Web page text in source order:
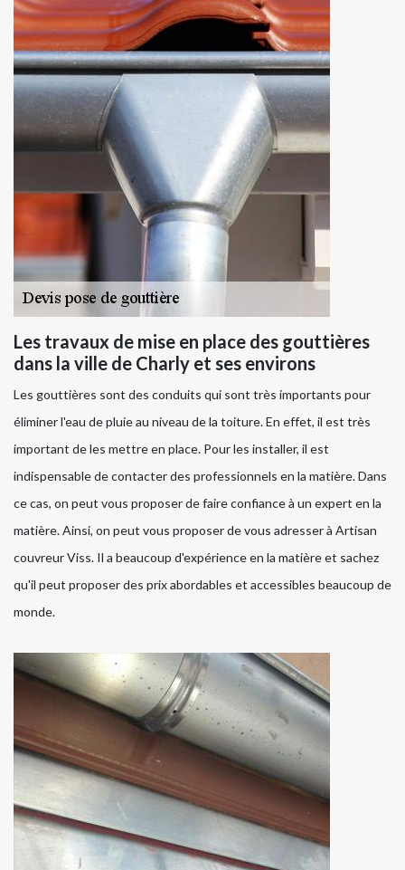
Les travaux de mise en place des gouttières
dans la ville de Charly et ses environs
Les gouttières sont des conduits qui sont très importants pour
éliminer l'eau de pluie au niveau de la toiture. En effet, il est très
important de les mettre en place. Pour les installer, il est
indispensable de contacter des professionnels en la matière. Dans
ce cas, on peut vous proposer de faire confiance à un expert en la
matière. Ainsi, on peut vous proposer de vous adresser à Artisan
couvreur Viss. Il a beaucoup d'expérience en la matière et sachez
qu'il peut proposer des prix abordables et accessibles beaucoup de
monde.